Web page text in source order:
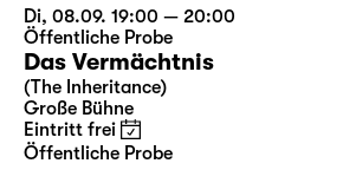
Di, 08.09. 19:00 — 20:00
Öffentliche Probe
Das Vermächtnis
(The Inheritance)
Große Bühne
Eintritt frei
Öffentliche Probe